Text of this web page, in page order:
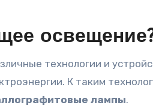
технологии и
К таким
лампы.